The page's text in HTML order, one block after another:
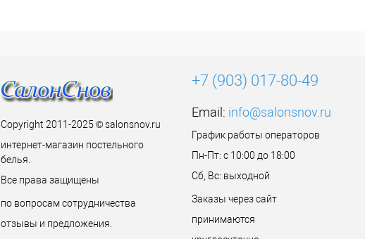
Copyright 2011-2025 © salonsnov.ru
интернет-магазин постельного
белья.
Все права защищены
по вопросам сотрудничества
отзывы и предложения.
+7 (903) 017-80-49
Email: info@salonsnov.ru
График работы операторов
Пн-Пт: с 10:00 до 18:00
Сб, Вс: выходной
Заказы через сайт
принимаются